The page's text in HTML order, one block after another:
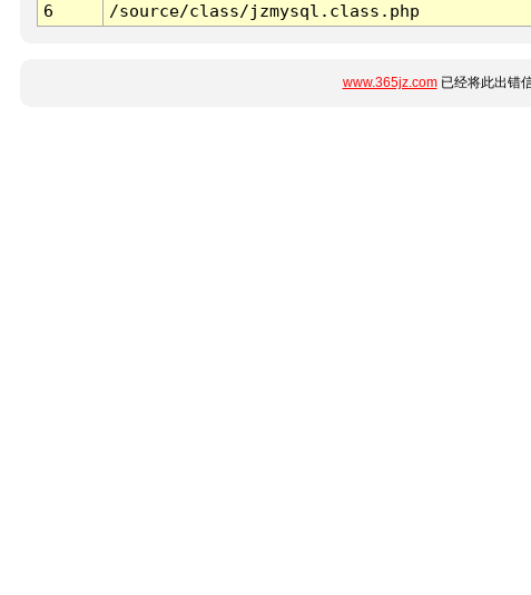
6
/source/class/jzmysql.class.php
www.365jz.com已经将此出错